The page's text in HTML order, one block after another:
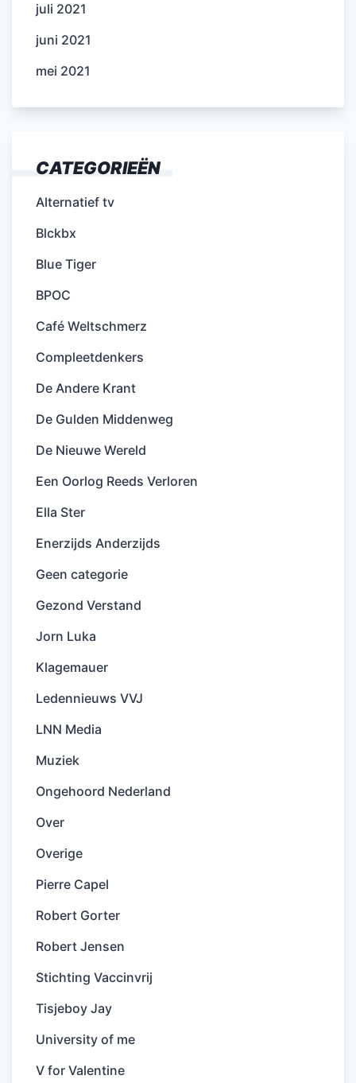
juli 2021
juni 2021
mei 2021
CATEGORIEËN
Alternatief tv
Blckbx
Blue Tiger
BPOC
Café Weltschmerz
Compleetdenkers
De Andere Krant
De Gulden Middenweg
De Nieuwe Wereld
Een Oorlog Reeds Verloren
Ella Ster
Enerzijds Anderzijds
Geen categorie
Gezond Verstand
Jorn Luka
Klagemauer
Ledennieuws VVJ
LNN Media
Muziek
Ongehoord Nederland
Over
Overige
Pierre Capel
Robert Gorter
Robert Jensen
Stichting Vaccinvrij
Tisjeboy Jay
University of me
V for Valentine